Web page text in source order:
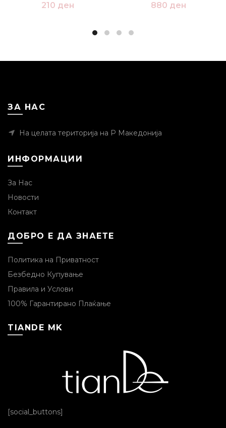
210 ден
880 ден
ЗА НАС
На целата територија на Р Македонија
ИНФОРМАЦИИ
За Нас
Новости
Контакт
ДОБРО Е ДА ЗНАЕТЕ
Политика на Приватност
Безбедно Купување
Правила и Услови
100% Гарантирано Плаќање
TIANDE MK
[social_buttons]